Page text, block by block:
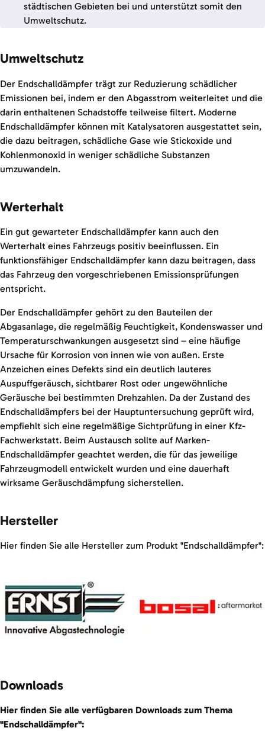
städtischen Gebieten bei und unterstützt somit den
Umweltschutz.
Umweltschutz
Der Endschalldämpfer trägt zur Reduzierung schädlicher
Emissionen bei, indem er den Abgasstrom weiterleitet und die
darin enthaltenen Schadstoffe teilweise filtert. Moderne
Endschalldämpfer können mit Katalysatoren ausgestattet sein,
die dazu beitragen, schädliche Gase wie Stickoxide und
Kohlenmonoxid in weniger schädliche Substanzen
umzuwandeln.
Werterhalt
Ein gut gewarteter Endschalldämpfer kann auch den
Werterhalt eines Fahrzeugs positiv beeinflussen. Ein
funktionsfähiger Endschalldämpfer kann dazu beitragen, dass
das Fahrzeug den vorgeschriebenen Emissionsprüfungen
entspricht.
Der Endschalldämpfer gehört zu den Bauteilen der
Abgasanlage, die regelmäßig Feuchtigkeit, Kondenswasser und
Temperaturschwankungen ausgesetzt sind – eine häufige
Ursache für Korrosion von innen wie von außen. Erste
Anzeichen eines Defekts sind ein deutlich lauteres
Auspuffgeräusch, sichtbarer Rost oder ungewöhnliche
Geräusche bei bestimmten Drehzahlen. Da der Zustand des
Endschalldämpfers bei der Hauptuntersuchung geprüft wird,
empfiehlt sich eine regelmäßige Sichtprüfung in einer Kfz-
Fachwerkstatt. Beim Austausch sollte auf Marken-
Endschalldämpfer geachtet werden, die für das jeweilige
Fahrzeugmodell entwickelt wurden und eine dauerhaft
wirksame Geräuschdämpfung sicherstellen.
Hersteller
Hier finden Sie alle Hersteller zum Produkt "Endschalldämpfer":
Downloads
Hier finden Sie alle verfügbaren Downloads zum Thema
"Endschalldämpfer":